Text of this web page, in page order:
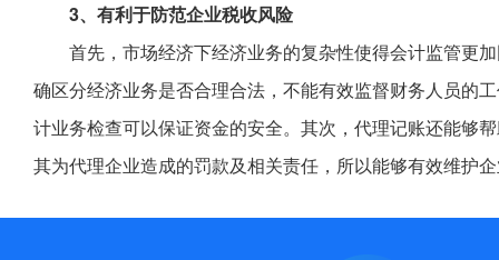
3、有利于防范企业税收风险
首先，市场经济下经济业务的复杂性使得会计监管更
确区分经济业务是否合理合法，不能有效监督财务人员的
计业务检查可以保证资金的安全。其次，代理记账还能够
其为代理企业造成的罚款及相关责任，所以能够有效维护